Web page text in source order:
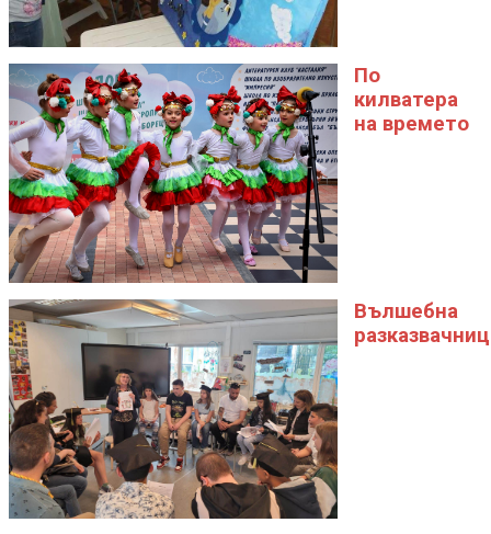
По
килватера
на времето
Вълшебна